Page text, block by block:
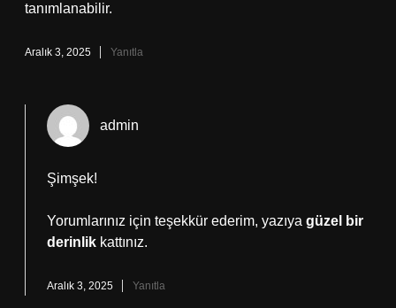
tanımlanabilir.
Aralık 3, 2025 Yanıtla
admin
Şimşek!
Yorumlarınız için teşekkür ederim, yazıya güzel bir
derinlik kattınız.
Aralık 3, 2025 Yanıtla